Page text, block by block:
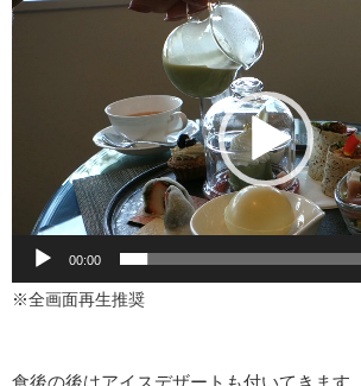
動
00:00
※全画面再生推奨
食後の後はアイスデザートも付いてきます。